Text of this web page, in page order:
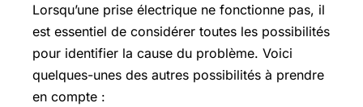
Lorsqu’une prise électrique ne fonctionne pas, il
est essentiel de considérer toutes les possibilités
pour identifier la cause du problème. Voici
quelques-unes des autres possibilités à prendre
en compte :